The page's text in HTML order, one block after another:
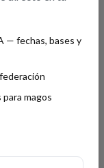
— fechas, bases y
magos